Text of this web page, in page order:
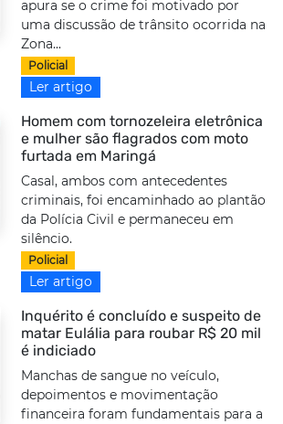
apura se o crime foi motivado por
uma discussão de trânsito ocorrida na
Zona...
Policial
Ler artigo
Homem com tornozeleira eletrônica
e mulher são flagrados com moto
furtada em Maringá
Casal, ambos com antecedentes
criminais, foi encaminhado ao plantão
da Polícia Civil e permaneceu em
silêncio.
Policial
Ler artigo
Inquérito é concluído e suspeito de
matar Eulália para roubar R$ 20 mil
é indiciado
Manchas de sangue no veículo,
depoimentos e movimentação
financeira foram fundamentais para a